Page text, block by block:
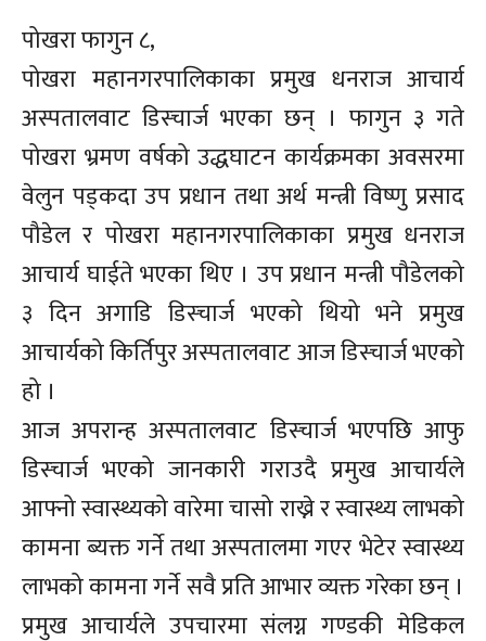
पोखरा फागुन ८,
पोखरा महानगरपालिकाका प्रमुख धनराज आचार्य
अस्पतालवाट डिस्चार्ज भएका छन् । फागुन ३ गते
पोखरा भ्रमण वर्षको उद्धघाटन कार्यक्रमका अवसरमा
वेलुन पड्कदा उप प्रधान तथा अर्थ मन्त्री विष्णु प्रसाद
पौडेल र पोखरा महानगरपालिकाका प्रमुख धनराज
आचार्य घाईते भएका थिए । उप प्रधान मन्त्री पौडेलको
३ दिन अगाडि डिस्चार्ज भएको थियो भने प्रमुख
आचार्यको किर्तिपुर अस्पतालवाट आज डिस्चार्ज भएको
हो ।
आज अपरान्ह अस्पतालवाट डिस्चार्ज भएपछि आफु
डिस्चार्ज भएको जानकारी गराउदै प्रमुख आचार्यले
आफ्नो स्वास्थ्यको वारेमा चासो राख्ने र स्वास्थ्य लाभको
कामना ब्यक्त गर्ने तथा अस्पतालमा गएर भेटेर स्वास्थ्य
लाभको कामना गर्ने सवै प्रति आभार व्यक्त गरेका छन् ।
प्रमुख आचार्यले उपचारमा संलग्न गण्डकी मेडिकल